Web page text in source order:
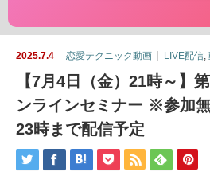
2025.7.4 恋愛テクニック動画 LIVE配信
【7月4日（金）21時～】
ンラインセミナー ※参加
23時まで配信予定